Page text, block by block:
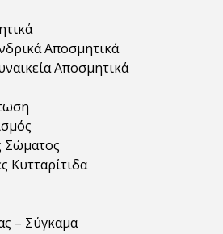
Αποσμητικά
Αποσμητικά
Σώματος
Κυτταρίτιδα
– Σύγκαμα